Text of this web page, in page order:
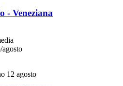
-​ Veneziana
agosto
12 agosto